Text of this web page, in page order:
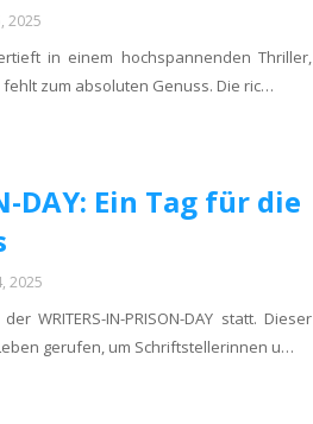
2025
in einem hochspannenden Thriller,
zum absoluten Genuss. Die ric…
DAY: Ein Tag für die
2025
WRITERS-IN-PRISON-DAY statt. Dieser
gerufen, um Schriftstellerinnen u…